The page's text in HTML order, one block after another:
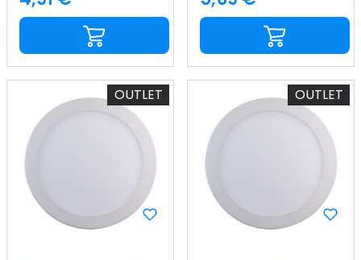
Price Price
OUTLET OUTLET